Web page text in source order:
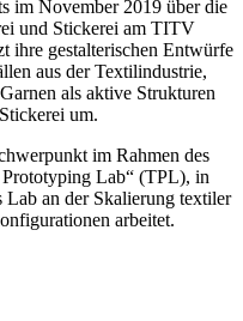
im November 2019 über die
und Stickerei am TITV
ihre gestalterischen Entwürfe
aus der Textilindustrie,
als aktive Strukturen
um.
im Rahmen des
Lab“ (TPL), in
an der Skalierung textiler
arbeitet.